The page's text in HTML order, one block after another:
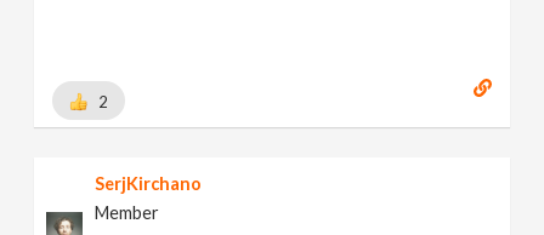
2
SerjKirchano
Member